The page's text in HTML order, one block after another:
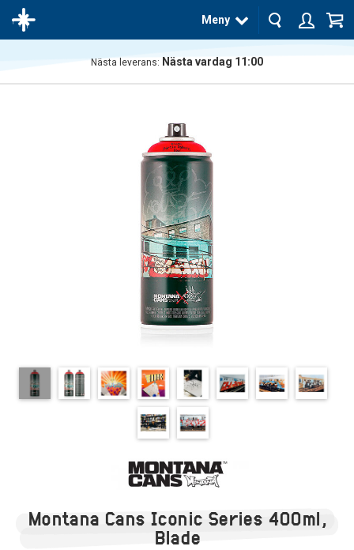
Meny
Nästa leverans: Nästa vardag 11:00
Montana Cans Iconic Series 400ml,
Blade